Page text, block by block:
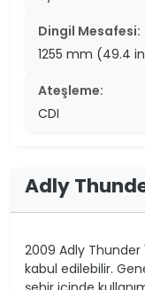
Dingil Mesafesi:
1255 mm (49.4
Ateşleme:
CDI
Adly
2009 Adly Thunder
kabul edilebilir.